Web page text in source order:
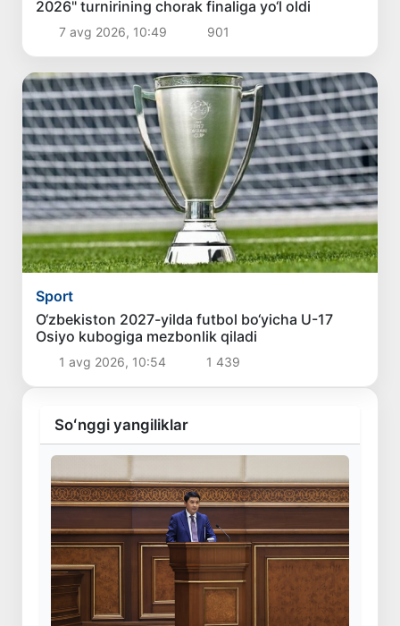
2026" turnirining chorak finaliga yo‘l oldi
7 avg 2026, 10:49 901
Sport
O‘zbekiston 2027-yilda futbol bo‘yicha U-17
Osiyo kubogiga mezbonlik qiladi
1 avg 2026, 10:54 1 439
Soʻnggi yangiliklar